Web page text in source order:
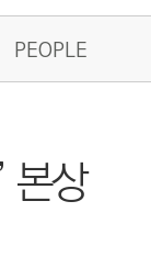
PEOPLE
본상